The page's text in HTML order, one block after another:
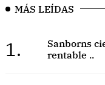
MÁS LEÍDAS
1.
Sanborns
rentable ..